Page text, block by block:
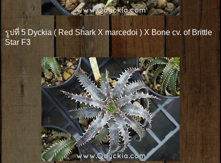
รูปที่ 5 Dyckia ( Red Shark X marcedoi ) X Bone cv. of Brittle
Star F3